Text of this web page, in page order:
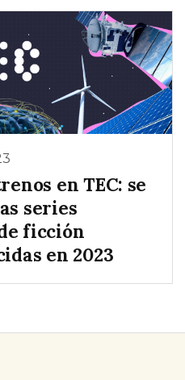
en TEC: se
series
ficción
en 2023